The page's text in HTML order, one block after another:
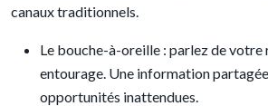
canaux traditionnels.
Le bouche-à-oreille : parlez de votre
entourage. Une information
opportunités inattendues.